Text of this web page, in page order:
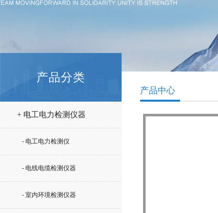
产品分类
+ 电工电力检测仪器
- 电工电力检测仪
- 电线电缆检测仪器
- 室内环境检测仪器
产品中心